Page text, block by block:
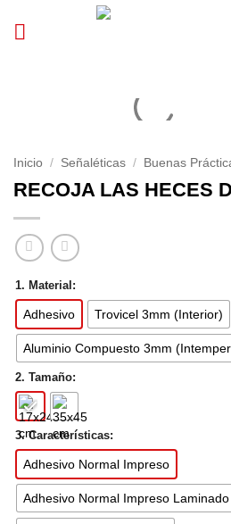
Inicio / Señaléticas / Buenas
RECOJA LAS HECES
1. Material:
Adhesivo Trovicel 3mm (Interior)
Aluminio Compuesto 3mm
2. Tamaño:
3. Características:
Adhesivo Normal Impreso
Adhesivo Normal Impreso Laminado